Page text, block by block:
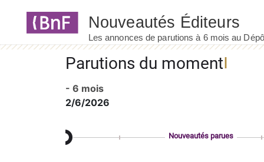
Parutions du moment
- 6 mois
2/6/2026
Nouveautés parues